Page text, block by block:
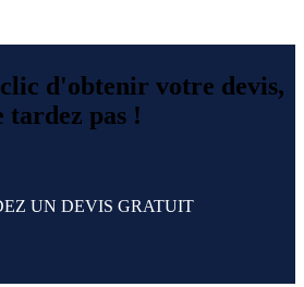
clic d'obtenir votre devis,
tardez pas !
UN DEVIS GRATUIT